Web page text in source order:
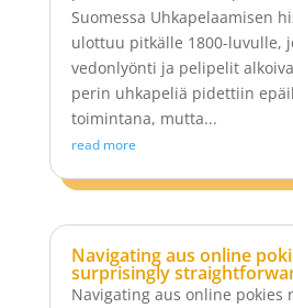
Suomessa Uhkapelaamisen
ulottuu pitkälle 1800-luvulle,
vedonlyönti ja pelipelit
perin uhkapeliä pidettiin
toimintana, mutta...
read more
Navigating aus online
surprisingly
Navigating aus online pokies